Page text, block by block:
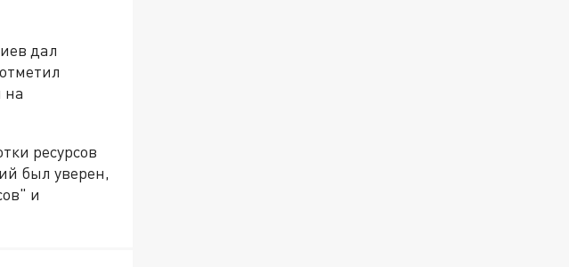
дал
на
ресурсов
был уверен,
и